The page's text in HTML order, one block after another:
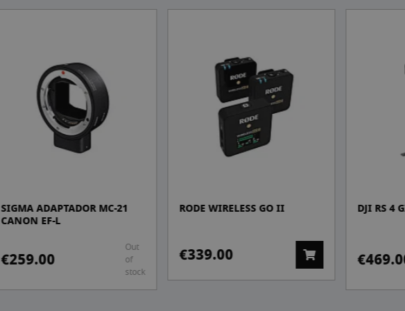
SIGMA ADAPTADOR MC-21
CANON EF-L
€259.00
Out
of
stock
RODE WIRELESS GO II
€339.00
DJI RS 4